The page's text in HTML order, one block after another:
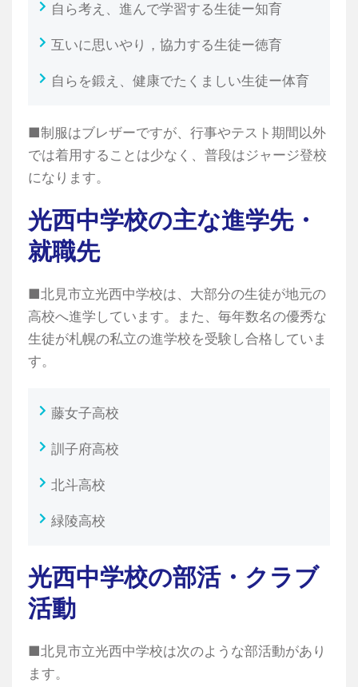
自ら考え、進んで学習する生徒ー知育
互いに思いやり，協力する生徒ー徳育
自らを鍛え、健康でたくましい生徒ー体育
■制服はブレザーですが、行事やテスト期間以外
では着用することは少なく、普段はジャージ登校
になります。
光西中学校の主な進学先・
就職先
■北見市立光西中学校は、大部分の生徒が地元の
高校へ進学しています。また、毎年数名の優秀な
生徒が札幌の私立の進学校を受験し合格していま
す。
藤女子高校
訓子府高校
北斗高校
緑陵高校
光西中学校の部活・クラブ
活動
■北見市立光西中学校は次のような部活動があり
ます。